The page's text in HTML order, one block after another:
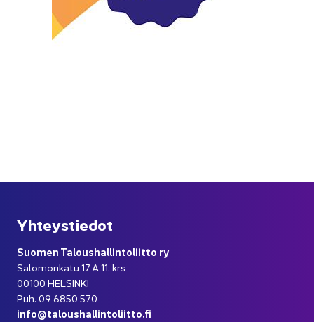
Yh­teys­tie­dot
Suo­men Ta­lous­hal­lin­to­liit­to ry
Sa­lo­mon­ka­tu 17 A 11. krs
00100 HEL­SIN­KI
Puh. 09 6850 570
info@ta­lous­hal­lin­to­liit­to.fi